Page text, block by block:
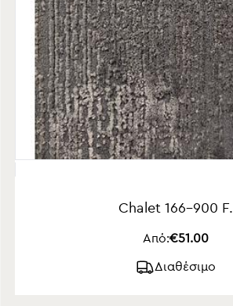
Chalet 166-900 F.
Από:€51.00
Διαθέσιμο